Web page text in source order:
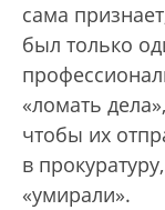
сама
был только
«ломать
чтобы их
в
«умирали».